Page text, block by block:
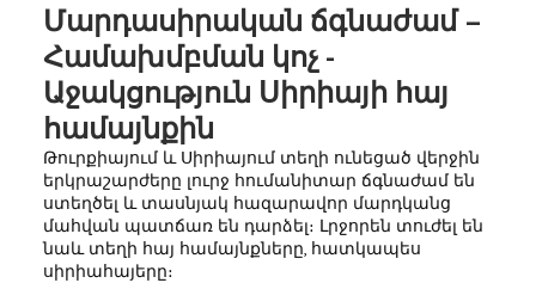
Մարդասիրական ճգնաժամ –
Համախմբման կոչ -
Աջակցություն Սիրիայի հայ
համայնքին
Թուրքիայում և Սիրիայում տեղի ունեցած վերջին
երկրաշարժերը լուրջ հումանիտար ճգնաժամ են
ստեղծել և տասնյակ հազարավոր մարդկանց
մահվան պատճառ են դարձել։ Լրջորեն տուժել են
նաև տեղի հայ համայնքները, հատկապես
սիրիահայերը։